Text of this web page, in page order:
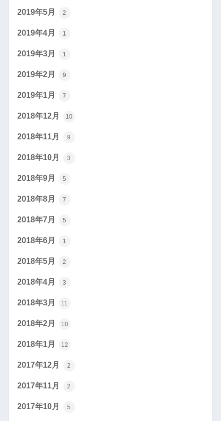
2019年5月 2
2019年4月 1
2019年3月 1
2019年2月 9
2019年1月 7
2018年12月 10
2018年11月 9
2018年10月 3
2018年9月 5
2018年8月 7
2018年7月 5
2018年6月 1
2018年5月 2
2018年4月 3
2018年3月 11
2018年2月 10
2018年1月 12
2017年12月 2
2017年11月 2
2017年10月 5